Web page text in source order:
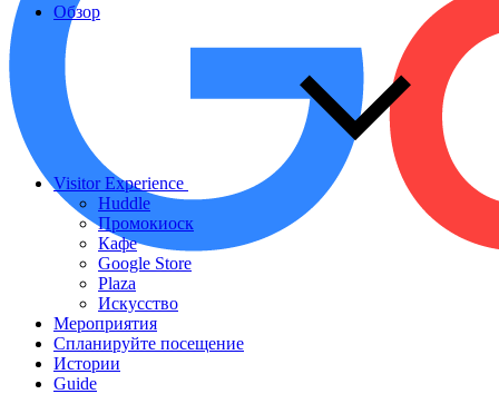
Обзор
Visitor Experience
Huddle
Промокиоск
Кафе
Google Store
Plaza
Искусство
Мероприятия
Спланируйте посещение
Истории
Guide